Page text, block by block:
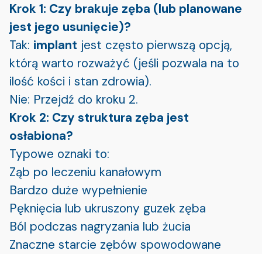
Krok 1: Czy brakuje zęba (lub planowane
jest jego usunięcie)?
Tak: implant jest często pierwszą opcją,
którą warto rozważyć (jeśli pozwala na to
ilość kości i stan zdrowia).
Nie: Przejdź do kroku 2.
Krok 2: Czy struktura zęba jest
osłabiona?
Typowe oznaki to:
Ząb po leczeniu kanałowym
Bardzo duże wypełnienie
Pęknięcia lub ukruszony guzek zęba
Ból podczas nagryzania lub żucia
Znaczne starcie zębów spowodowane